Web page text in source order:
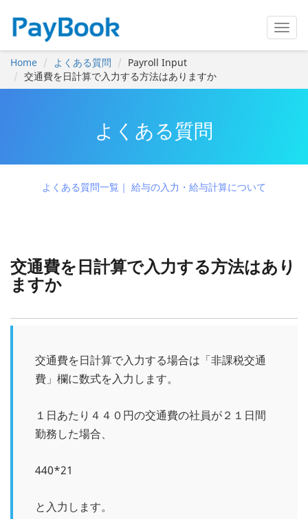
Home よくある質問
Payroll Input
交通費を日計算で入力する方法はありますか
よくある質問
よくある質問一覧 給与の入力・給与計算について
交通費を日計算で入力する方法はあり
ますか
交通費を日計算で入力する場合は「非課税交通
費」欄に数式を入力します。
１日あたり４４０円の交通費の社員が２１日間
勤務した場合、
440*21
と入力します。